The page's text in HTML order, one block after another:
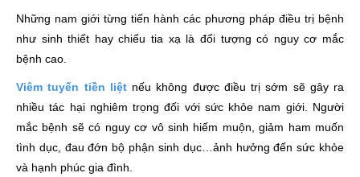
Những nam giới từng tiến hành các phương pháp điều trị bệnh
như sinh thiết hay chiếu tia xạ là đối tượng có nguy cơ mắc
bệnh cao.
Viêm tuyến tiền liệtnếu không được điều trị sớm sẽ gây ra
nhiều tác hại nghiêm trọng đối với sức khỏe nam giới. Người
mắc bệnh sẽ có nguy cơ vô sinh hiếm muộn, giảm ham muốn
tình dục, đau đớn bộ phận sinh dục…ảnh hưởng đến sức khỏe
và hạnh phúc gia đình.